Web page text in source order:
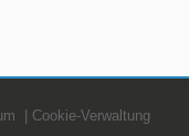
Cookie-Verwaltung